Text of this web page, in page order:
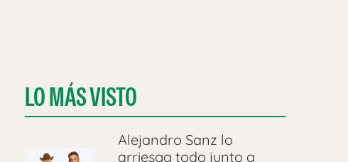
LO MÁS VISTO
Alejandro Sanz lo
arriesga todo junto a